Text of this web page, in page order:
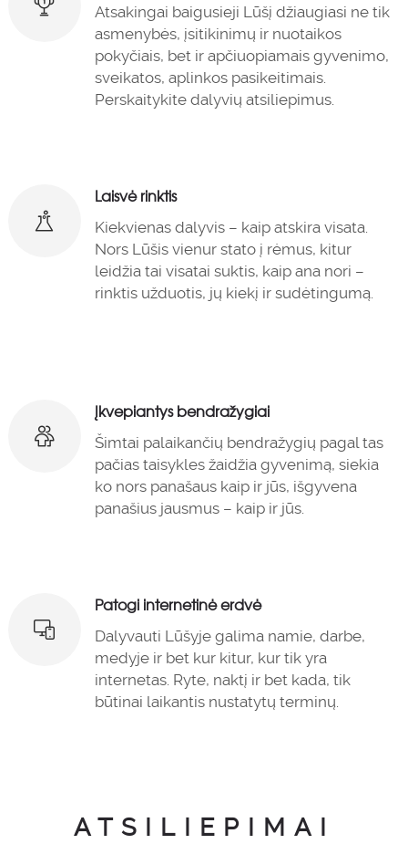
Atsakingai baigusieji Lūšį džiaugiasi ne tik
asmenybės, įsitikinimų ir nuotaikos
pokyčiais, bet ir apčiuopiamais gyvenimo,
sveikatos, aplinkos pasikeitimais.
Perskaitykite dalyvių atsiliepimus.
Laisvė rinktis
Kiekvienas dalyvis – kaip atskira visata.
Nors Lūšis vienur stato į rėmus, kitur
leidžia tai visatai suktis, kaip ana nori –
rinktis užduotis, jų kiekį ir sudėtingumą.
Įkvepiantys bendražygiai
Šimtai palaikančių bendražygių pagal tas
pačias taisykles žaidžia gyvenimą, siekia
ko nors panašaus kaip ir jūs, išgyvena
panašius jausmus – kaip ir jūs.
Patogi internetinė erdvė
Dalyvauti Lūšyje galima namie, darbe,
medyje ir bet kur kitur, kur tik yra
internetas. Ryte, naktį ir bet kada, tik
būtinai laikantis nustatytų terminų.
ATSILIEPIMAI